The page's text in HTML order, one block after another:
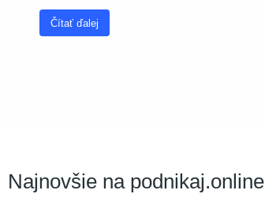
Čítať ďalej
Najnovšie na podnikaj.online
vašej návštevy
fungovala čo
najlepšie. Ak